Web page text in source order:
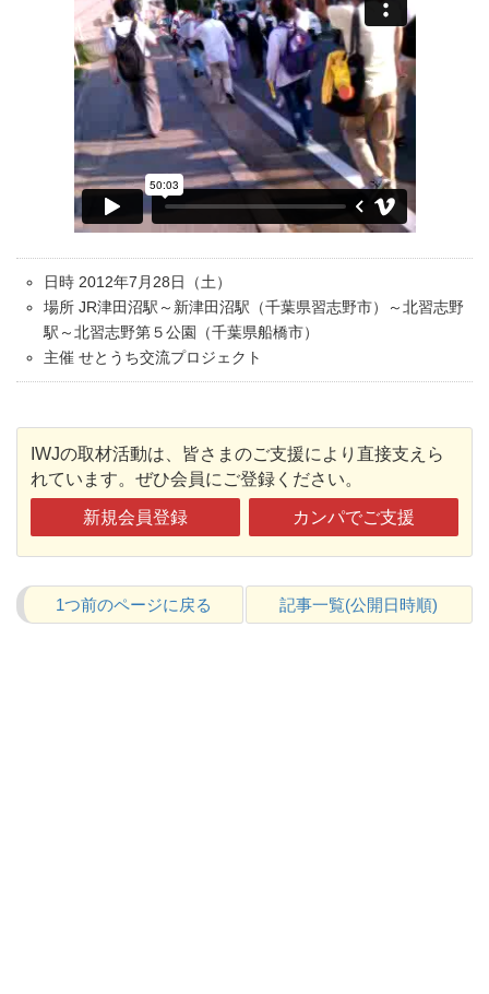
日時 2012年7月28日（土）
場所 JR津田沼駅～新津田沼駅（千葉県習志野市）～北習志野
駅～北習志野第５公園（千葉県船橋市）
主催 せとうち交流プロジェクト
IWJの取材活動は、皆さまのご支援により直接支えら
れています。ぜひ会員にご登録ください。
新規会員登録 カンパでご支援
1つ前のページに戻る 記事一覧(公開日時順)